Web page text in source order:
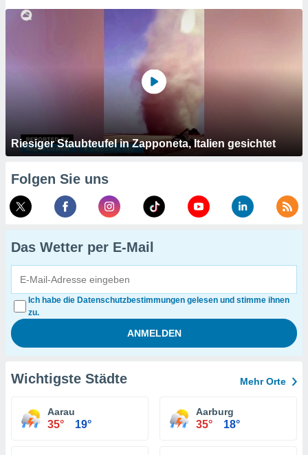
Riesiger Staubteufel in Zapponeta, Italien gesichtet
Folgen Sie uns
Das Wetter per E-Mail
Ich habe die Datenschutzbestimmungen gelesen und stimme ihnen
zu.
Wichtigste Städte Mehr Orte
Aarau
35° 19°
Aarburg
35° 18°